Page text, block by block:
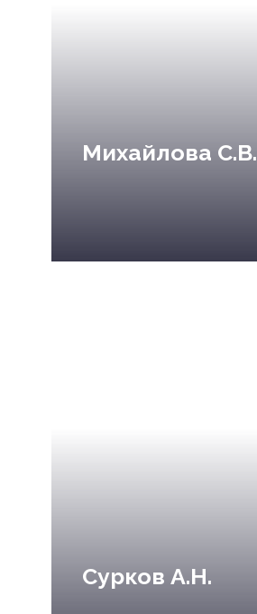
Михайлова С.В.
Сурков А.Н.